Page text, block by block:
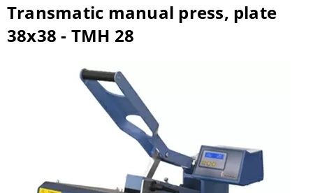
Transmatic manual press, plate
38x38 - TMH 28